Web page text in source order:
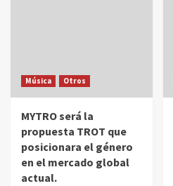
Música Otros
MYTRO será la
propuesta TROT que
posicionara el género
en el mercado global
actual.